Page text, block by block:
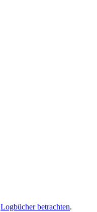
Logbücher betrachten.